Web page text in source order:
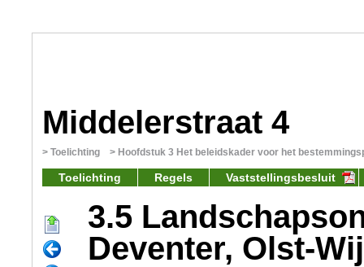
Middelerstraat 4
Toelichting Hoofdstuk 3 Het beleidskader voor het
Toelichting Regels Vaststellingsbesluit
3.5
Deventer, Olst-